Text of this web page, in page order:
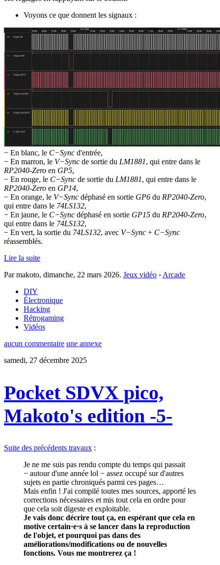
Voyons ce que donnent les signaux :
− En blanc, le C−Sync d'entrée,
− En marron, le V−Sync de sortie du LM1881, qui entre dans le
RP2040-Zero en GP5,
− En rouge, le C−Sync de sortie du LM1881, qui entre dans le
RP2040-Zero en GP14,
− En orange, le V−Sync déphasé en sortie GP6 du RP2040-Zero,
qui entre dans le 74LS132,
− En jaune, le C−Sync déphasé en sortie GP15 du RP2040-Zero,
qui entre dans le 74LS132,
− En vert, la sortie du 74LS132, avec V−Sync + C−Sync
réassemblés.
Lire la suite
Par makoto, dimanche, 22 mars 2026. Jeux vidéo › Arcade
DIY
Électronique
Hacking
Rétrogaming
Vidéos
aucun commentaire une annexe
samedi, 27 décembre 2025
Pocket SDVX pico,
Makoto's edition -5-
Suite des précédents travaux :
Je ne me suis pas rendu compte du temps qui passait
− autour d'une année lol − assez occupé sur d'autres
sujets en partie chroniqués parmi ces pages…
Mais enfin ! J'ai compilé toutes mes sources, apporté les
corrections nécessaires et mis tout cela en ordre pour
que cela soit digeste et exploitable.
Je vais donc décrire tout ça, en espérant que cela en
motive certain·e·s à se lancer dans la reproduction
de l'objet, et pourquoi pas dans des
améliorations/modifications ou de nouvelles
fonctions. Vous me montrerez ça !